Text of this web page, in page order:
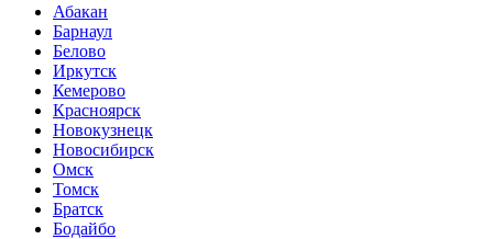
Абакан
Барнаул
Белово
Иркутск
Кемерово
Красноярск
Новокузнецк
Новосибирск
Омск
Томск
Братск
Бодайбо